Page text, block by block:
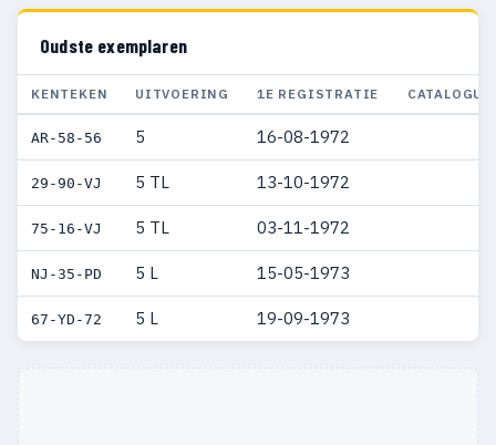
Oudste exemplaren
KENTEKEN UITVOERING 1E REGISTRATIE
AR-58-56 5 16-08-1972
29-90-VJ 5 TL 13-10-1972
75-16-VJ 5 TL 03-11-1972
NJ-35-PD 5 L 15-05-1973
67-YD-72 5 L 19-09-1973